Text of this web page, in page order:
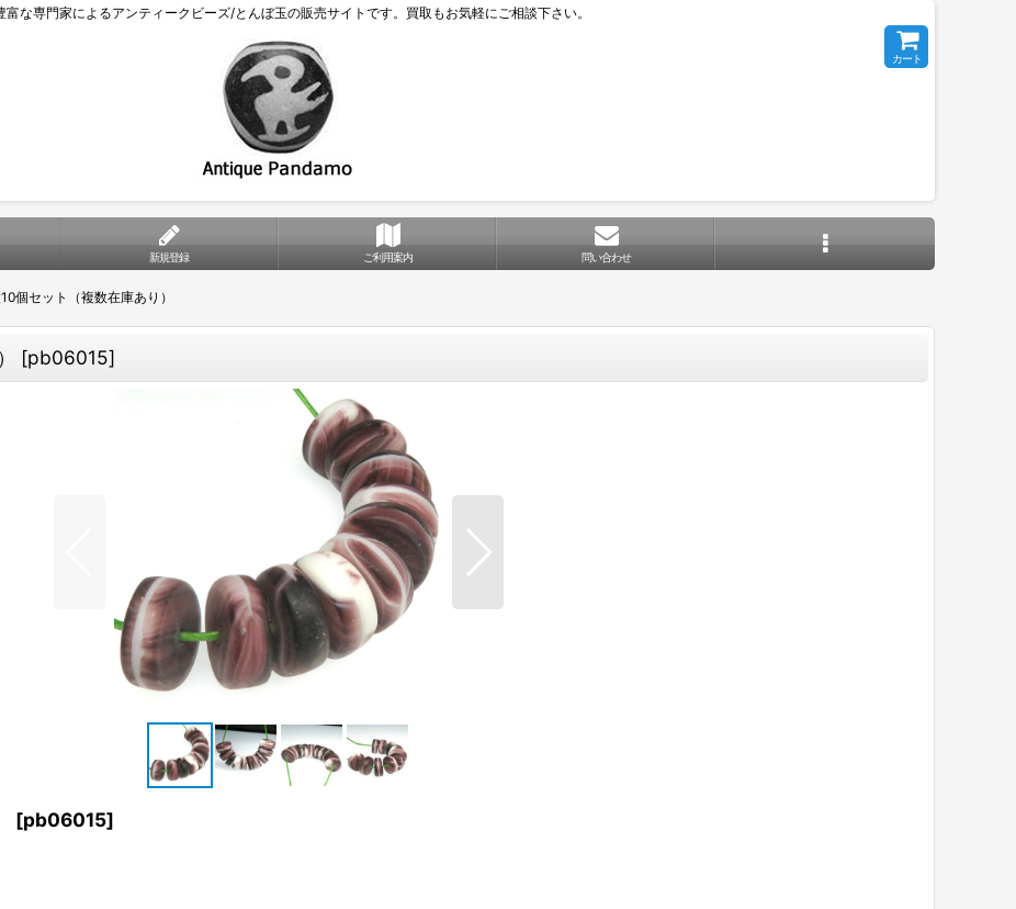
富な専門家によるアンティークビーズ/とんぼ玉の販売サイトです。買取もお気軽にご相談下さい。
カート
新規登録 ご利用案内 問い合わせ
個セット（複数在庫あり）
[pb06015]
[pb06015]